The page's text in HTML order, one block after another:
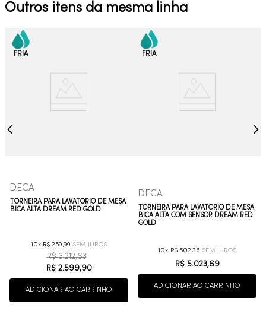
Outros itens da mesma linha
DECA
TORNEIRA PARA LAVATÓRIO DE MESA
BICA ALTA DREAM RED GOLD
10 R$ 259,99
R$ 3.212,63
R$ 2.599,90
ADICIONAR AO CARRINHO
DECA
TORNEIRA PARA LAVATÓRIO DE MESA
BICA ALTA COM SENSOR DREAM RED
GOLD
10 R$ 502,36
R$ 5.023,69
ADICIONAR AO CARRINHO